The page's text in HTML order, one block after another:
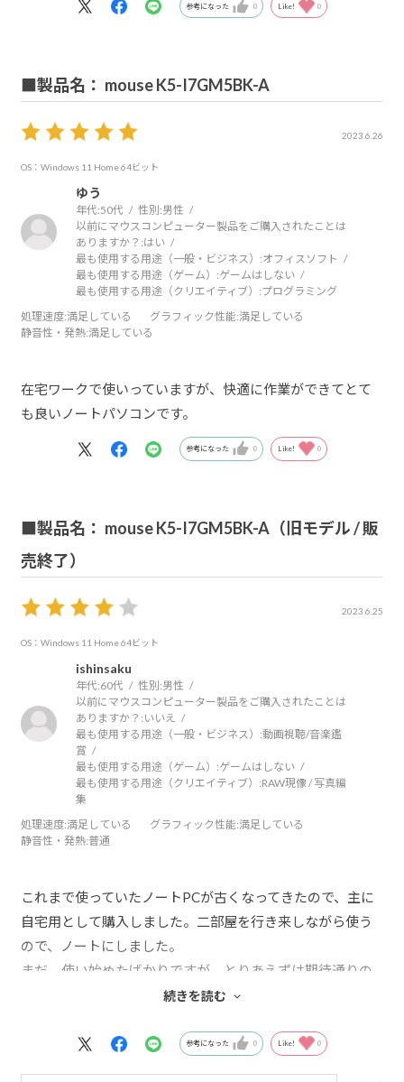
参考になった 0 Like! 0
■製品名： mouse K5-I7GM5BK-A
2023.6.26
OS：Windows 11 Home 64ビット
ゆう
年代:50代 性別:男性
以前にマウスコンピューター製品をご購入されたことは
ありますか？:はい
最も使用する用途（一般・ビジネス）:オフィスソフト
最も使用する用途（ゲーム）:ゲームはしない
最も使用する用途（クリエイティブ）:プログラミング
処理速度:満足している グラフィック性能:満足している
静音性・発熱:満足している
在宅ワークで使いっていますが、快適に作業ができてとて
も良いノートパソコンです。
参考になった 0 Like! 0
■製品名： mouse K5-I7GM5BK-A（旧モデル / 販
売終了）
2023.6.25
OS：Windows 11 Home 64ビット
ishinsaku
年代:60代 性別:男性
以前にマウスコンピューター製品をご購入されたことは
ありますか？: いいえ
最も使用する用途（一般・ビジネス）:動画視聴/音楽鑑
賞
最も使用する用途（ゲーム）:ゲームはしない
最も使用する用途（クリエイティブ）:RAW現像 / 写真編
集
処理速度:満足している グラフィック性能:満足している
静音性・発熱:普通
これまで使っていたノートPCが古くなってきたので、主に
自宅用として購入しました。二部屋を行き来しながら使う
ので、ノートにしました。
まだ、使い始めたばかりですが、とりあえずは期待通りの
動き方で、満足しています。
文するシステムがなく、別途購入する必要があります。
続きを読む
参考になった 0 Like! 0